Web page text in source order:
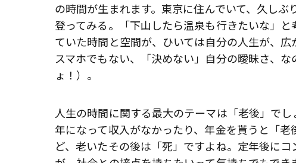
の時間が生まれます。東京に住んでいて、久し
登ってみる。「下山したら温泉も行きたいな」
ていた時間と空間が、ひいては自分の人生が、
スマホでもない、「決めない」自分の曖昧さ、
ょ！）。
人生の時間に関する最大のテーマは「老後」で
年になって収入がなかったり、年金を貰うと「
ど、老いたその後は「死」ですよね。定年後に